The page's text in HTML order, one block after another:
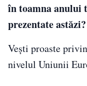
în toamna anului
prezentate astăzi?
Veşti proaste
nivelul Uniunii